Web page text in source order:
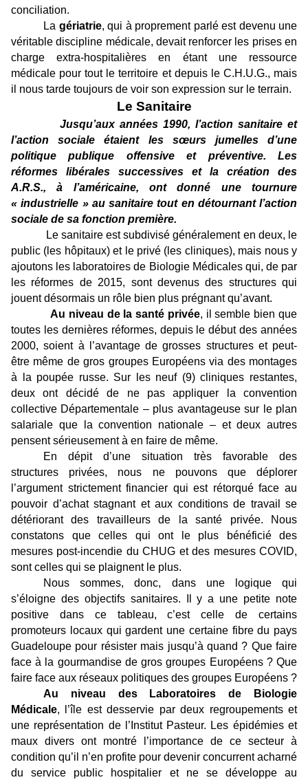
conciliation.
La gériatrie, qui à proprement parlé est devenu une
véritable discipline médicale, devait renforcer les prises en
charge extra-hospitalières en étant une ressource
médicale pour tout le territoire et depuis le C.H.U.G., mais
il nous tarde toujours de voir son expression sur le terrain.
Le Sanitaire
Jusqu’aux années 1990, l’action sanitaire et
l’action sociale étaient les sœurs jumelles d’une
politique publique offensive et préventive. Les
réformes libérales successives et la création des
A.R.S., à l’américaine, ont donné une tournure
« industrielle » au sanitaire tout en détournant l’action
sociale de sa fonction première.
Le sanitaire est subdivisé généralement en deux, le
public (les hôpitaux) et le privé (les cliniques), mais nous y
ajoutons les laboratoires de Biologie Médicales qui, de par
les réformes de 2015, sont devenus des structures qui
jouent désormais un rôle bien plus prégnant qu’avant.
Au niveau de la santé privée, il semble bien que
toutes les dernières réformes, depuis le début des années
2000, soient à l’avantage de grosses structures et peut-
être même de gros groupes Européens via des montages
à la poupée russe. Sur les neuf (9) cliniques restantes,
deux ont décidé de ne pas appliquer la convention
collective Départementale – plus avantageuse sur le plan
salariale que la convention nationale – et deux autres
pensent sérieusement à en faire de même.
En dépit d’une situation très favorable des
structures privées, nous ne pouvons que déplorer
l’argument strictement financier qui est rétorqué face au
pouvoir d’achat stagnant et aux conditions de travail se
détériorant des travailleurs de la santé privée. Nous
constatons que celles qui ont le plus bénéficié des
mesures post-incendie du CHUG et des mesures COVID,
sont celles qui se plaignent le plus.
Nous sommes, donc, dans une logique qui
s’éloigne des objectifs sanitaires. Il y a une petite note
positive dans ce tableau, c’est celle de certains
promoteurs locaux qui gardent une certaine fibre du pays
Guadeloupe pour résister mais jusqu’à quand ? Que faire
face à la gourmandise de gros groupes Européens ? Que
faire face aux réseaux politiques des groupes Européens ?
Au niveau des Laboratoires de Biologie
Médicale, l’île est desservie par deux regroupements et
une représentation de l’Institut Pasteur. Les épidémies et
maux divers ont montré l’importance de ce secteur à
condition qu’il n’en profite pour devenir concurrent acharné
du service public hospitalier et ne se développe au